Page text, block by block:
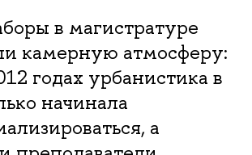
в магистратуре
камерную атмосферу:
годах урбанистика в
начинала
а